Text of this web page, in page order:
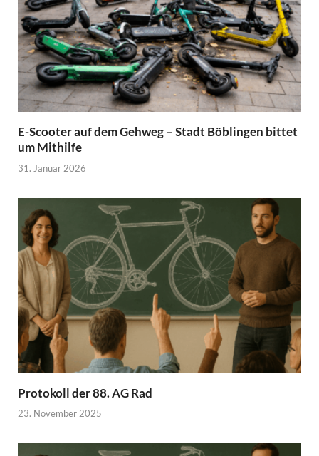
E-Scooter auf dem Gehweg – Stadt Böblingen bittet
um Mithilfe
31. Januar 2026
Protokoll der 88. AG Rad
23. November 2025